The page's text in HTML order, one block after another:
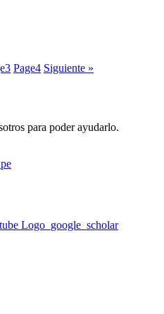
3 Page4 Siguiente »
para poder ayudarlo.
Logo_google_scholar